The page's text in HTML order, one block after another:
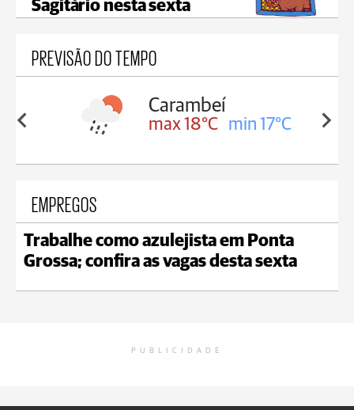
Sagitário nesta sexta
PREVISÃO DO TEMPO
17°C
Jaguariaíva
max 19°C min 18°C
EMPREGOS
Trabalhe como azulejista em Ponta
Grossa; confira as vagas desta sexta
PUBLICIDADE